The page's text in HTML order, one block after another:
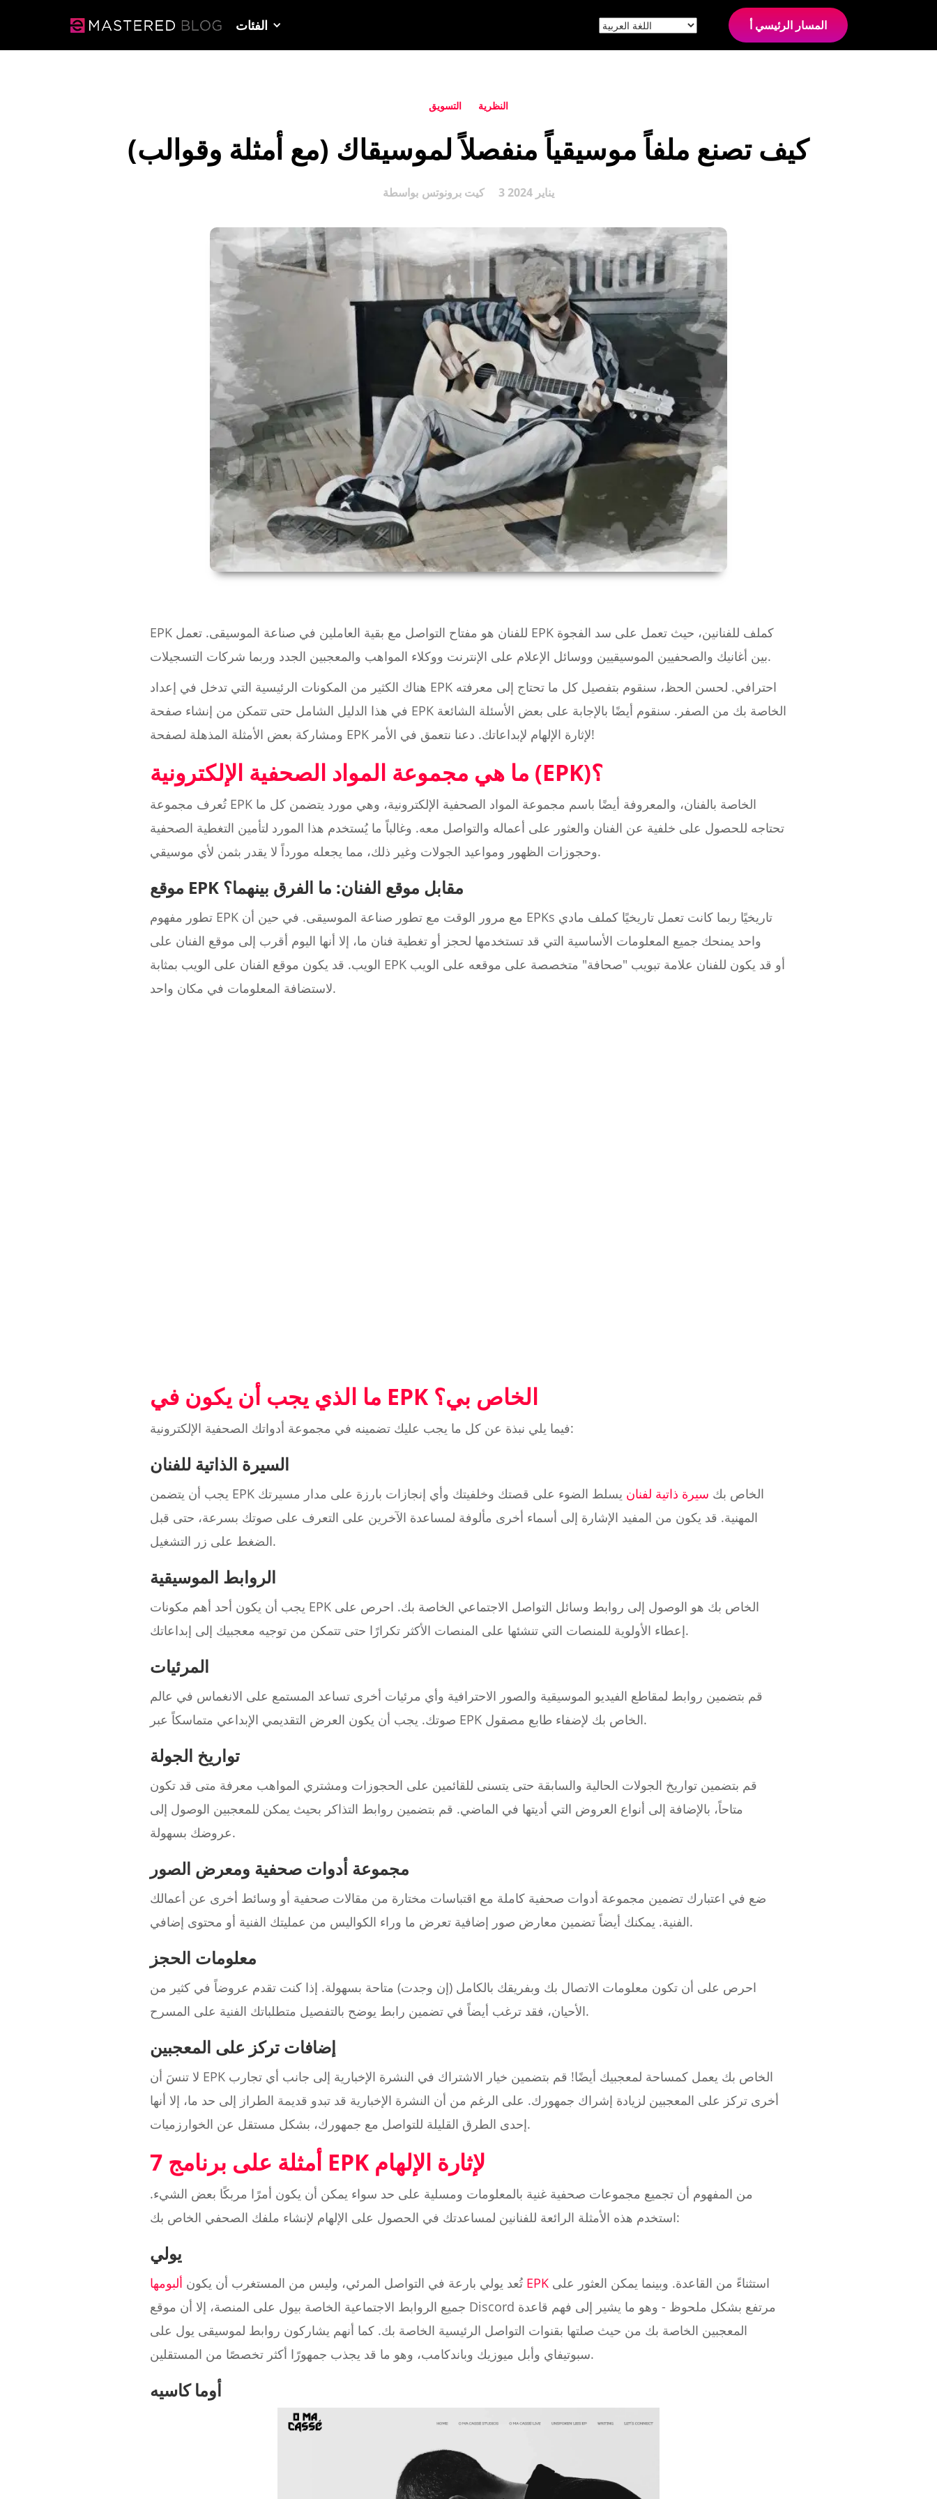
الفئات المسار الرئيسي أ
التسويق النظرية
كيف تصنع ملفاً موسيقياً منفصلاً لموسيقاك (مع أمثلة وقوالب)
بواسطة كيت برونوتس 3 يناير 2024
EPK للفنان هو مفتاح التواصل مع بقية العاملين في صناعة الموسيقى. تعمل EPK كملف للفنانين، حيث تعمل على سد الفجوة
بين أغانيك والصحفيين الموسيقيين ووسائل الإعلام على الإنترنت ووكلاء المواهب والمعجبين الجدد وربما شركات التسجيلات.
هناك الكثير من المكونات الرئيسية التي تدخل في إعداد EPK احترافي. لحسن الحظ، سنقوم بتفصيل كل ما تحتاج إلى معرفته
في هذا الدليل الشامل حتى تتمكن من إنشاء صفحة EPK الخاصة بك من الصفر. سنقوم أيضًا بالإجابة على بعض الأسئلة الشائعة
ومشاركة بعض الأمثلة المذهلة لصفحة EPK لإثارة الإلهام لإبداعاتك. دعنا نتعمق في الأمر!
ما هي مجموعة المواد الصحفية الإلكترونية (EPK)؟
تُعرف مجموعة EPK الخاصة بالفنان، والمعروفة أيضًا باسم مجموعة المواد الصحفية الإلكترونية، وهي مورد يتضمن كل ما
تحتاجه للحصول على خلفية عن الفنان والعثور على أعماله والتواصل معه. وغالباً ما يُستخدم هذا المورد لتأمين التغطية الصحفية
وحجوزات الظهور ومواعيد الجولات وغير ذلك، مما يجعله مورداً لا يقدر بثمن لأي موسيقي.
موقع EPK مقابل موقع الفنان: ما الفرق بينهما؟
تطور مفهوم EPK مع مرور الوقت مع تطور صناعة الموسيقى. في حين أن EPKs تاريخيًا ربما كانت تعمل تاريخيًا كملف مادي
واحد يمنحك جميع المعلومات الأساسية التي قد تستخدمها لحجز أو تغطية فنان ما، إلا أنها اليوم أقرب إلى موقع الفنان على
الويب. قد يكون موقع الفنان على الويب بمثابة EPK أو قد يكون للفنان علامة تبويب "صحافة" متخصصة على موقعه على الويب
لاستضافة المعلومات في مكان واحد.
ما الذي يجب أن يكون في EPK الخاص بي؟
فيما يلي نبذة عن كل ما يجب عليك تضمينه في مجموعة أدواتك الصحفية الإلكترونية:
السيرة الذاتية للفنان
يجب أن يتضمن EPK الخاص بك سيرة ذاتية لفنان يسلط الضوء على قصتك وخلفيتك وأي إنجازات بارزة على مدار مسيرتك
المهنية. قد يكون من المفيد الإشارة إلى أسماء أخرى مألوفة لمساعدة الآخرين على التعرف على صوتك بسرعة، حتى قبل
الضغط على زر التشغيل.
الروابط الموسيقية
يجب أن يكون أحد أهم مكونات EPK الخاص بك هو الوصول إلى روابط وسائل التواصل الاجتماعي الخاصة بك. احرص على
إعطاء الأولوية للمنصات التي تنشئها على المنصات الأكثر تكرارًا حتى تتمكن من توجيه معجبيك إلى إبداعاتك.
المرئيات
قم بتضمين روابط لمقاطع الفيديو الموسيقية والصور الاحترافية وأي مرئيات أخرى تساعد المستمع على الانغماس في عالم
صوتك. يجب أن يكون العرض التقديمي الإبداعي متماسكاً عبر EPK الخاص بك لإضفاء طابع مصقول.
تواريخ الجولة
قم بتضمين تواريخ الجولات الحالية والسابقة حتى يتسنى للقائمين على الحجوزات ومشتري المواهب معرفة متى قد تكون
متاحاً، بالإضافة إلى أنواع العروض التي أديتها في الماضي. قم بتضمين روابط التذاكر بحيث يمكن للمعجبين الوصول إلى
عروضك بسهولة.
مجموعة أدوات صحفية ومعرض الصور
ضع في اعتبارك تضمين مجموعة أدوات صحفية كاملة مع اقتباسات مختارة من مقالات صحفية أو وسائط أخرى عن أعمالك
الفنية. يمكنك أيضاً تضمين معارض صور إضافية تعرض ما وراء الكواليس من عمليتك الفنية أو محتوى إضافي.
معلومات الحجز
احرص على أن تكون معلومات الاتصال بك وبفريقك بالكامل (إن وجدت) متاحة بسهولة. إذا كنت تقدم عروضاً في كثير من
الأحيان، فقد ترغب أيضاً في تضمين رابط يوضح بالتفصيل متطلباتك الفنية على المسرح.
إضافات تركز على المعجبين
لا تنسَ أن EPK الخاص بك يعمل كمساحة لمعجبيك أيضًا! قم بتضمين خيار الاشتراك في النشرة الإخبارية إلى جانب أي تجارب
أخرى تركز على المعجبين لزيادة إشراك جمهورك. على الرغم من أن النشرة الإخبارية قد تبدو قديمة الطراز إلى حد ما، إلا أنها
إحدى الطرق القليلة للتواصل مع جمهورك، بشكل مستقل عن الخوارزميات.
7 أمثلة على برنامج EPK لإثارة الإلهام
من المفهوم أن تجميع مجموعات صحفية غنية بالمعلومات ومسلية على حد سواء يمكن أن يكون أمرًا مربكًا بعض الشيء.
استخدم هذه الأمثلة الرائعة للفنانين لمساعدتك في الحصول على الإلهام لإنشاء ملفك الصحفي الخاص بك:
يولي
تُعد يولي بارعة في التواصل المرئي، وليس من المستغرب أن يكون ألبومها EPK
جميع الروابط الاجتماعية الخاصة بيول على المنصة، إلا أن موقع Discord مرتفع بشكل ملحوظ - وهو ما يشير إلى فهم قاعدة
المعجبين الخاصة بك من حيث صلتها بقنوات التواصل الرئيسية الخاصة بك. كما أنهم يشاركون روابط لموسيقى يول على
سبوتيفاي وأبل ميوزيك وباندكامب، وهو ما قد يجذب جمهورًا أكثر تخصصًا من المستقلين.
أوما كاسيه